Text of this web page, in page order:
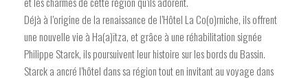
Déjà à l’origine de la renaissance de l’Hôtel La Co(o)rniche, ils offrent
une nouvelle vie à Ha(a)ïtza, et grâce à une réhabilitation signée
Philippe Starck, ils poursuivent leur histoire sur les bords du Bassin.
Starck a ancré l’hôtel dans sa région tout en invitant au voyage dans